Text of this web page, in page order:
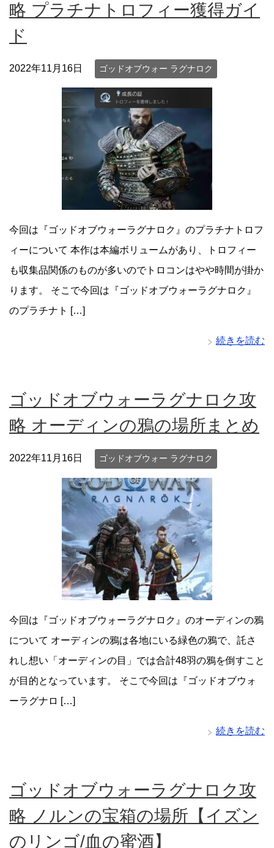
略 プラチナトロフィー獲得ガイ
ド
2022年11月16日 ゴッドオブウォー ラグナロク
今回は『ゴッドオブウォーラグナロク』のプラチナトロフ
ィーについて 本作は本編ボリュームがあり、トロフィー
も収集品関係のものが多いのでトロコンはやや時間が掛か
ります。 そこで今回は『ゴッドオブウォーラグナロク』
のプラチナト […]
続きを読む
ゴッドオブウォーラグナロク攻
略 オーディンの鴉の場所まとめ
2022年11月16日 ゴッドオブウォー ラグナロク
今回は『ゴッドオブウォーラグナロク』のオーディンの鴉
について オーディンの鴉は各地にいる緑色の鴉で、託さ
れし想い「オーディンの目」では合計48羽の鴉を倒すこと
が目的となっています。 そこで今回は『ゴッドオブウォ
ーラグナロ […]
続きを読む
ゴッドオブウォーラグナロク攻
略 ノルンの宝箱の場所【イズン
のリンゴ/血の蜜酒】